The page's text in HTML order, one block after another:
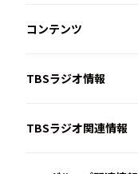
コンテンツ
TBSラジオ情報
TBSラジオ関連情報